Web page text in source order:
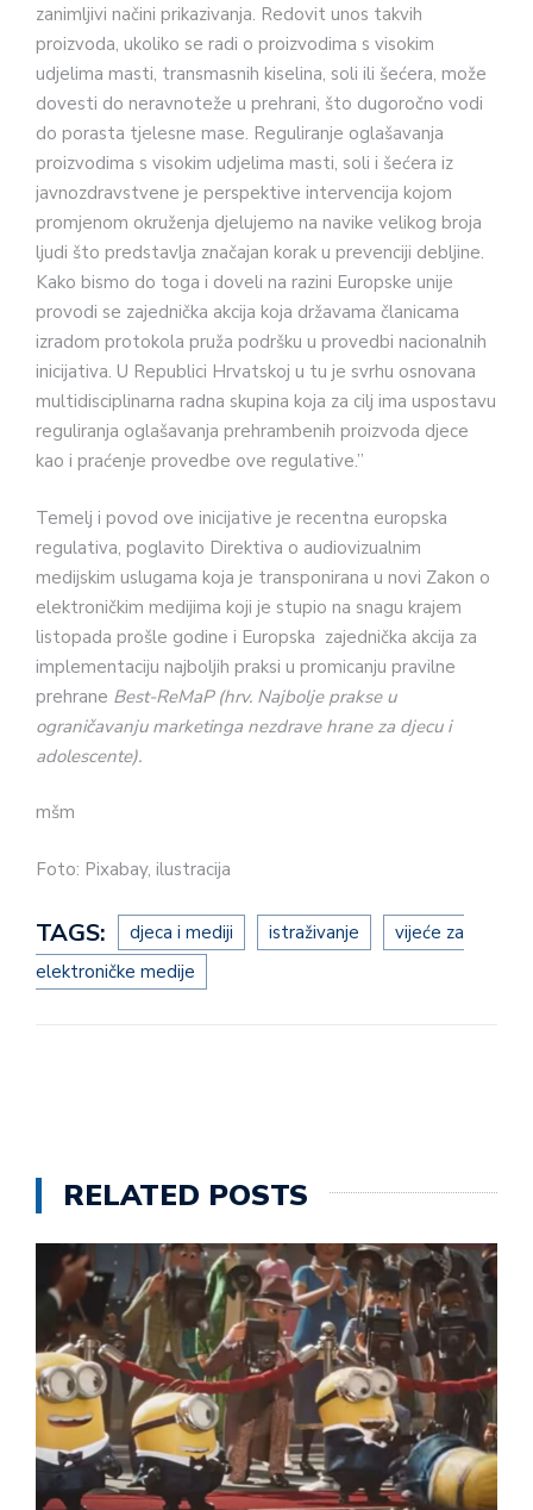
zanimljivi načini prikazivanja. Redovit unos takvih
proizvoda, ukoliko se radi o proizvodima s visokim
udjelima masti, transmasnih kiselina, soli ili šećera, može
dovesti do neravnoteže u prehrani, što dugoročno vodi
do porasta tjelesne mase. Reguliranje oglašavanja
proizvodima s visokim udjelima masti, soli i šećera iz
javnozdravstvene je perspektive intervencija kojom
promjenom okruženja djelujemo na navike velikog broja
ljudi što predstavlja značajan korak u prevenciji debljine.
Kako bismo do toga i doveli na razini Europske unije
provodi se zajednička akcija koja državama članicama
izradom protokola pruža podršku u provedbi nacionalnih
inicijativa. U Republici Hrvatskoj u tu je svrhu osnovana
multidisciplinarna radna skupina koja za cilj ima uspostavu
reguliranja oglašavanja prehrambenih proizvoda djece
kao i praćenje provedbe ove regulative.”
Temelj i povod ove inicijative je recentna europska
regulativa, poglavito Direktiva o audiovizualnim
medijskim uslugama koja je transponirana u novi Zakon o
elektroničkim medijima koji je stupio na snagu krajem
listopada prošle godine i Europska zajednička akcija za
implementaciju najboljih praksi u promicanju pravilne
prehrane Best-ReMaP (hrv. Najbolje prakse u
ograničavanju marketinga nezdrave hrane za djecu i
adolescente).
mšm
Foto: Pixabay, ilustracija
TAGS: djeca i mediji istraživanje
vijeće za
elektroničke medije
RELATED POSTS